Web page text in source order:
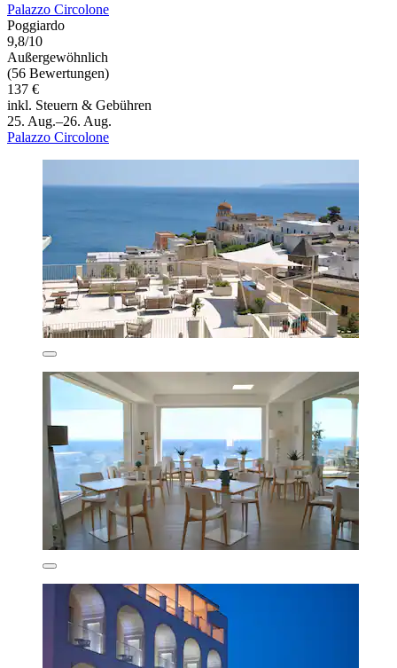
Palazzo Circolone
Poggiardo
9,8/10
Außergewöhnlich
(56 Bewertungen)
137 €
inkl. Steuern & Gebühren
25. Aug.–26. Aug.
Palazzo Circolone